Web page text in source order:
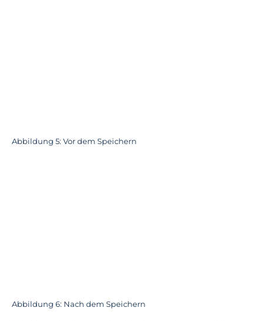
Abbildung 5: Vor dem Speichern
Abbildung 6: Nach dem Speichern